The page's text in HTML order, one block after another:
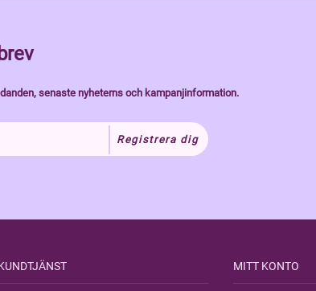
senaste nyheterns och kampanjinformation.
Registrera dig
MITT KONTO